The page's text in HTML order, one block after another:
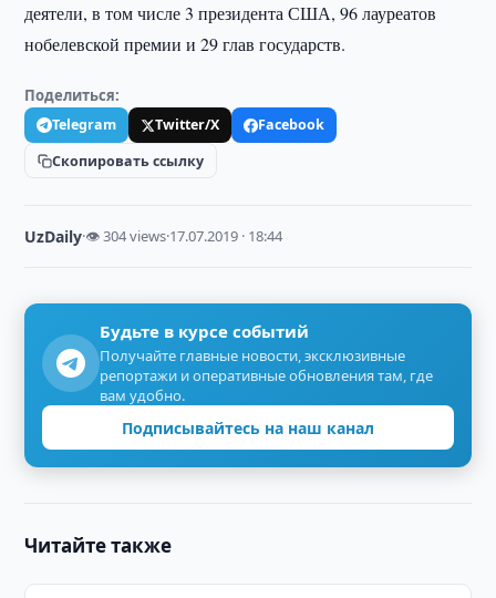
деятели, в том числе 3 президента США, 96 лауреатов
нобелевской премии и 29 глав государств.
Поделиться:
Telegram Twitter/X
Facebook
Скопировать ссылку
UzDaily·👁 304 views·17.07.2019 · 18:44
Будьте в курсе событий
Получайте главные новости, эксклюзивные
репортажи и оперативные обновления там, где
вам удобно.
Подписывайтесь на наш канал
Читайте также